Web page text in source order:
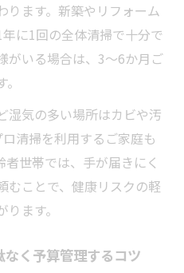
ります。新築やリフォーム
に1回の全体清掃で十分で
がいる場合は、3～6か月ご
湿気の多い場所はカビや汚
清掃を利用するご家庭も
世帯では、手が届きにく
むことで、健康リスクの軽
ます。
く予算管理するコツ